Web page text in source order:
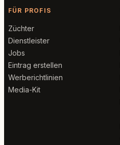
FÜR PROFIS
Züchter
Dienstleister
Jobs
Eintrag erstellen
Werberichtlinien
Media-Kit